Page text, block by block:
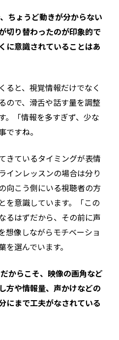
ちょうど動きが分からない
切り替わったのが印象的で
に意識されていることはあ
ると、視覚情報だけでなく
ので、滑舌や話す量を調整
。「情報を多すぎず、少な
ですね。
きているタイミングが表情
インレッスンの場合は分り
向こう側にいる視聴者の方
を意識しています。「この
るはずだから、その前に声
想像しながらモチベーショ
選んでいます。
からこそ、映像の画角など
方や情報量、声かけなどの
にまで工夫がなされている